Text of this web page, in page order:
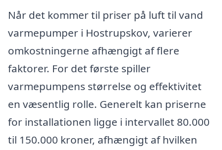
Når det kommer til priser på luft til vand
varmepumper i Hostrupskov, varierer
omkostningerne afhængigt af flere
faktorer. For det første spiller
varmepumpens størrelse og effektivitet
en væsentlig rolle. Generelt kan priserne
for installationen ligge i intervallet 80.000
til 150.000 kroner, afhængigt af hvilken